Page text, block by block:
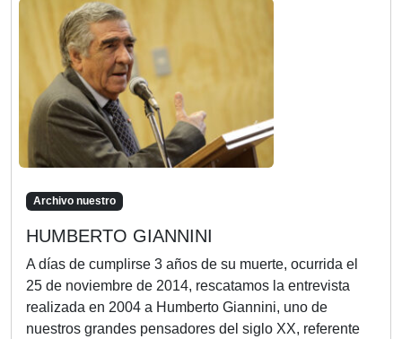
Archivo nuestro
HUMBERTO GIANNINI
A días de cumplirse 3 años de su muerte, ocurrida el
25 de noviembre de 2014, rescatamos la entrevista
realizada en 2004 a Humberto Giannini, uno de
nuestros grandes pensadores del siglo XX, referente